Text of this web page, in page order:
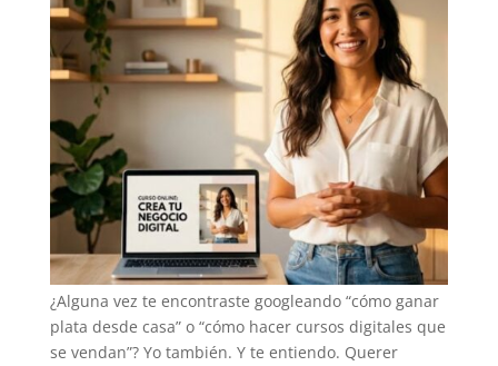
¿Alguna vez te encontraste googleando “cómo ganar
plata desde casa” o “cómo hacer cursos digitales que
se vendan”? Yo también. Y te entiendo. Querer